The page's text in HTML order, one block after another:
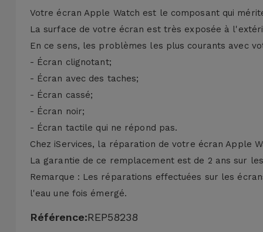
Mobilité,
Auto et
Vélo
Accessoires
iPad et
Tablette
Kids
Voir
Votre écran Apple Watch est le composant qui
La surface de votre écran est très exposée à
En ce sens, les problèmes les plus courants avec
- Écran clignotant;
- Écran avec des taches;
- Écran cassé;
- Écran noir;
- Écran tactile qui ne répond pas.
Chez iServices, la réparation de votre écran Apple
La garantie de ce remplacement est de 2 ans sur
Remarque : Les réparations effectuées sur les
l'eau une fois émergé.
Référence:REP58238